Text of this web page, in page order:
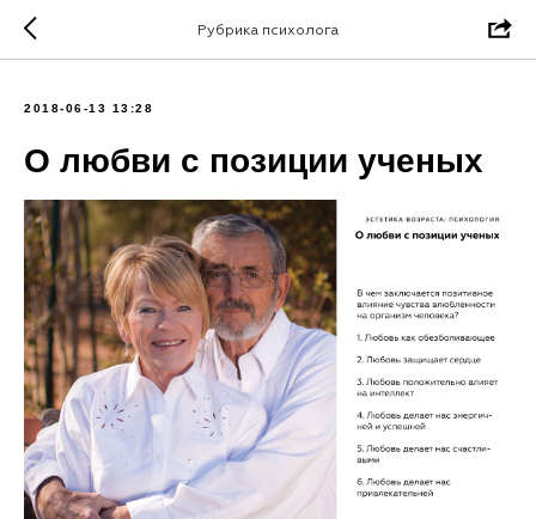
Рубрика психолога
2018-06-13 13:28
О любви с позиции ученых